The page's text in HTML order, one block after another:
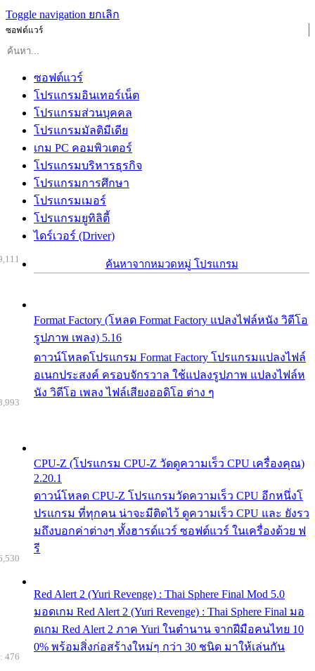
Toggle navigation ยกเลิก
ซอฟต์แวร์
ซอฟต์แวร์
โปรแกรมอินเทอร์เน็ต
โปรแกรมส่วนบุคคล
โปรแกรมมัลติมีเดีย
เกม PC คอมพิวเตอร์
โปรแกรมบริหารธุรกิจ
โปรแกรมการศึกษา
โปรแกรมเมอร์
โปรแกรมยูทิลิตี้
ไดร์เวอร์ (Driver)
ค้นหาจากหมวดหมู่ โปรแกรม
Format Factory (โหลด Format Factory แปลงไฟล์หนัง วิดีโอ
รูปภาพ เพลง) 5.16
ดาวน์โหลดโปรแกรม Format Factory โปรแกรมแปลงไฟล์
อเนกประสงค์ ครอบจักรวาล ใช้แปลงรูปภาพ แปลงไฟล์ห
นัง วิดีโอ เพลง ไฟล์เสียงออดิโอ ต่าง ๆ
CPU-Z (โปรแกรม CPU-Z วัดดูความเร็ว CPU เครื่องคุณ)
2.20.1
ดาวน์โหลด CPU-Z โปรแกรมวัดความเร็ว CPU อีกหนึ่งโ
ปรแกรม ที่ทุกคน น่าจะมีติดไว้ ดูความเร็ว CPU และ ยังรว
มถึงบอกค่าต่างๆ ทั้งฮารด์แวร์ ซอฟต์แวร์ ในเครื่องด้วย ฟ
รี
Red Alert 2 (Yuri Revenge) : Thai Sphere Final Mod 5.0
มอดเกม Red Alert 2 (Yuri Revenge) : Thai Sphere Final มอ
ดเกม Red Alert 2 ภาค Yuri ในตำนาน จากฝีมือคนไทย 10
0% พร้อมสิ่งก่อสร้างใหม่ๆ กว่า 30 ชนิด มาให้เล่นกัน
476